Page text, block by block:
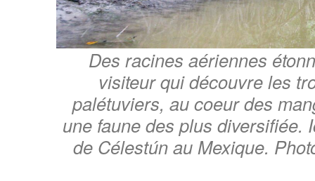
Des racines aériennes
visiteur qui découvre les
palétuviers, au coeur des
une faune des plus diversifiée.
de Célestún au Mexique.